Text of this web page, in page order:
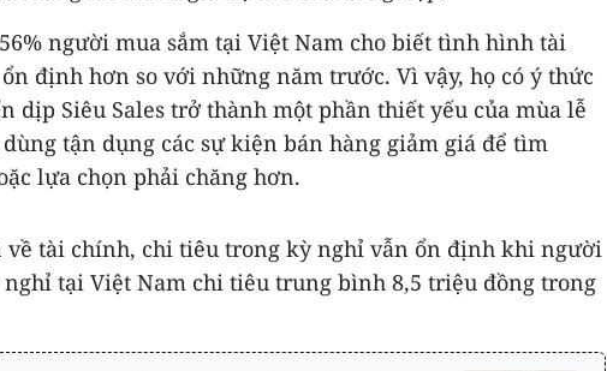
người mua sắm tại Việt Nam cho biết tình hình tài
định hơn so với những năm trước. Vì vậy, họ có ý thức
dịp Siêu Sales trở thành một phần thiết yếu của mùa lễ
tận dụng các sự kiện bán hàng giảm giá để tìm
lựa chọn phải chăng hơn.
về tài chính, chi tiêu trong kỳ nghỉ vẫn ổn định khi người
tại Việt Nam chi tiêu trung bình 8,5 triệu đồng trong